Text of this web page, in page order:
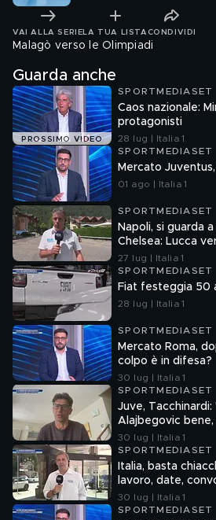
VAI ALLA SERIE LA TUA LISTA CONDIVIDI
Malagò verso le Olimpiadi
Guarda anche
PROSSIMO VIDEO
SPORTMEDIASET
Caos nazionale:
protagonisti
28 lug | Italia 1
SPORTMEDIASET
Mercato
01 ago | Italia 1
SPORTMEDIASET
Napoli, si guarda
Chelsea: Lucca
27 lug | Italia 1
SPORTMEDIASET
Fiat festeggia 50
28 lug | Italia 1
SPORTMEDIASET
Mercato Roma,
colpo è in difesa?
30 lug | Italia 1
SPORTMEDIASET
Juve, Tacchinardi:
Alajbegovic bene,
30 lug | Italia 1
SPORTMEDIASET
Italia, basta
lavoro, date,
30 lug | Italia 1
SPORTMEDIASET